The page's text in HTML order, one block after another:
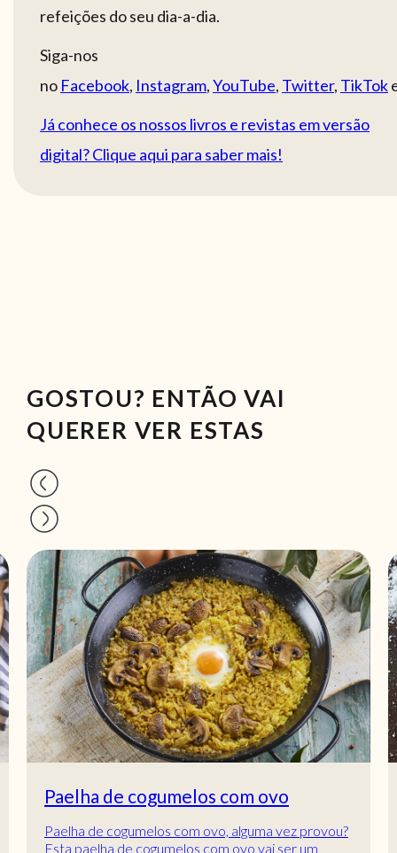
refeições do seu dia-a-dia.
Siga-nos
no Facebook, Instagram,YouTube, Twitter, TikTok
Já conhece os nossos livros e revistas em versão
digital? Clique aqui para saber mais!
GOSTOU? ENTÃO VAI
QUERER VER ESTAS
Paelha de cogumelos com ovo
Paelha de cogumelos com ovo, alguma vez provou?
Esta paelha de cogumelos com ovo vai ser um